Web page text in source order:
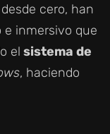
cero, han
inmersivo que
el sistema de
, haciendo